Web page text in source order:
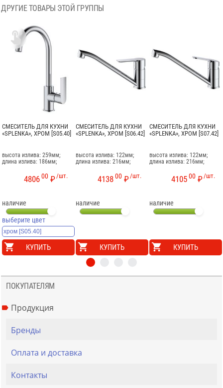
ДРУГИЕ ТОВАРЫ ЭТОЙ ГРУППЫ
СМЕСИТЕЛЬ ДЛЯ КУХНИ
«SPLENKA», ХРОМ [S05.40]
высота излива: 259мм;
длина излива: 186мм;
/шт.
480600 ₽
наличие
выберите цвет
КУПИТЬ
СМЕСИТЕЛЬ ДЛЯ КУХНИ
«SPLENKA», ХРОМ [S06.42]
высота излива: 122мм;
длина излива: 216мм;
/шт.
413800 ₽
наличие
КУПИТЬ
СМЕСИТЕЛЬ ДЛЯ КУХНИ
«SPLENKA», ХРОМ [S07.42]
высота излива: 122мм;
длина излива: 216мм;
/шт.
410500 ₽
наличие
КУПИТЬ

ПОКУПАТЕЛЯМ
Продукция
Бренды
Оплата и доставка
Контакты